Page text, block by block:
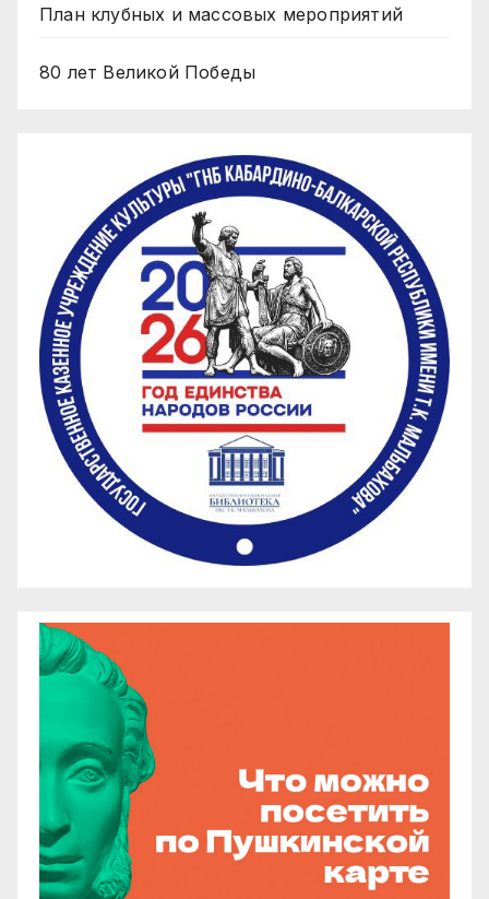
План клубных и массовых мероприятий
80 лет Великой Победы